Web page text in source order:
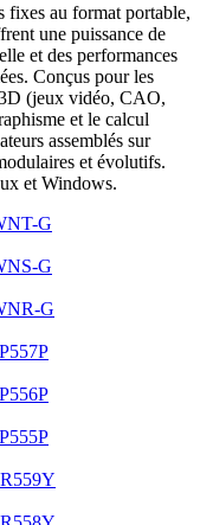
fixes au format portable,
une puissance de
et des performances
Conçus pour les
(jeux vidéo, CAO,
et le calcul
assemblés sur
et évolutifs.
et Windows.
G
G
G